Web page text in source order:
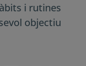
la manera
i el